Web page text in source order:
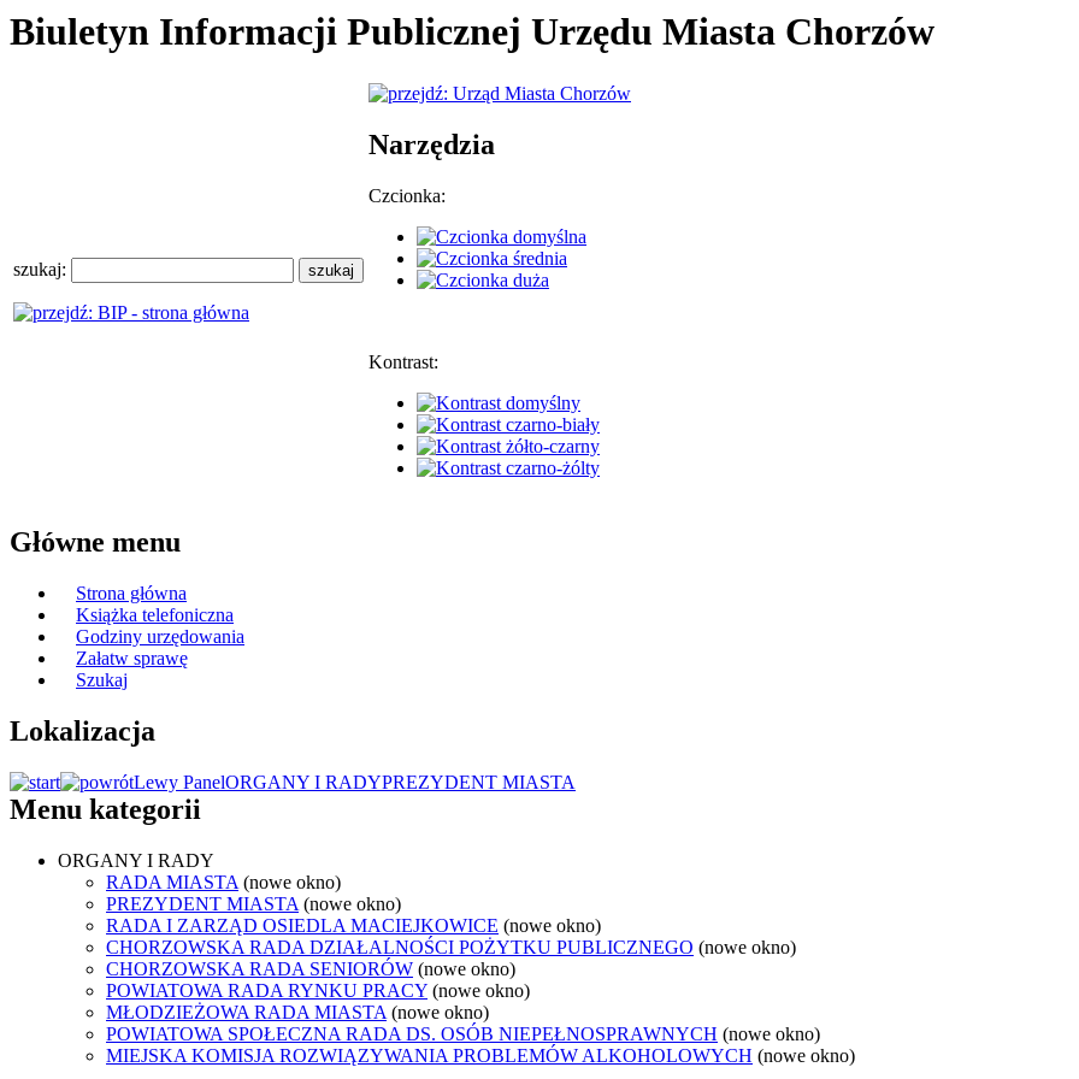
Biuletyn Informacji Publicznej Urzędu Miasta Chorzów
szukaj:
Narzędzia
Czcionka:
Kontrast:
Główne menu
Strona główna
Książka telefoniczna
Godziny urzędowania
Załatw sprawę
Szukaj
Lokalizacja
Lewy PanelORGANY I RADYPREZYDENT MIASTA
Menu kategorii
ORGANY I RADY
RADA MIASTA (nowe okno)
PREZYDENT MIASTA (nowe okno)
RADA I ZARZĄD OSIEDLA MACIEJKOWICE (nowe okno)
CHORZOWSKA RADA DZIAŁALNOŚCI POŻYTKU PUBLICZNEGO (nowe okno)
CHORZOWSKA RADA SENIORÓW (nowe okno)
POWIATOWA RADA RYNKU PRACY (nowe okno)
MŁODZIEŻOWA RADA MIASTA (nowe okno)
POWIATOWA SPOŁECZNA RADA DS. OSÓB NIEPEŁNOSPRAWNYCH (nowe okno)
MIEJSKA KOMISJA ROZWIĄZYWANIA PROBLEMÓW ALKOHOLOWYCH (nowe okno)